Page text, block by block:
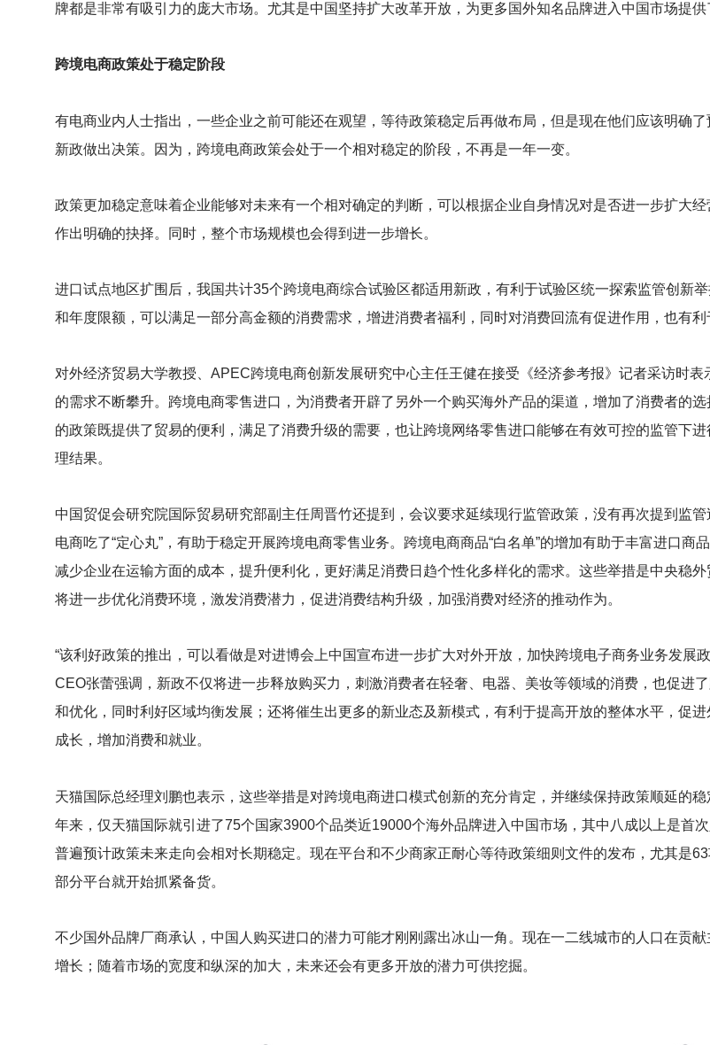
牌都是非常有吸引力的庞大市场。尤其是中国坚持扩大改革开放，为更多国外知名品牌进入中国市场提供
跨境电商政策处于稳定阶段
有电商业内人士指出，一些企业之前可能还在观望，等待政策稳定后再做布局，但是现在他们应该明确
新政做出决策。因为，跨境电商政策会处于一个相对稳定的阶段，不再是一年一变。
政策更加稳定意味着企业能够对未来有一个相对确定的判断，可以根据企业自身情况对是否进一步扩大
作出明确的抉择。同时，整个市场规模也会得到进一步增长。
进口试点地区扩围后，我国共计35个跨境电商综合试验区都适用新政，有利于试验区统一探索监管创新
和年度限额，可以满足一部分高金额的消费需求，增进消费者福利，同时对消费回流有促进作用，也有利
对外经济贸易大学教授、APEC跨境电商创新发展研究中心主任王健在接受《经济参考报》记者采访时表
的需求不断攀升。跨境电商零售进口，为消费者开辟了另外一个购买海外产品的渠道，增加了消费者的
的政策既提供了贸易的便利，满足了消费升级的需要，也让跨境网络零售进口能够在有效可控的监管下
理结果。
中国贸促会研究院国际贸易研究部副主任周晋竹还提到，会议要求延续现行监管政策，没有再次提到监
电商吃了“定心丸”，有助于稳定开展跨境电商零售业务。跨境电商商品“白名单”的增加有助于丰富进口商
减少企业在运输方面的成本，提升便利化，更好满足消费日趋个性化多样化的需求。这些举措是中央稳外
将进一步优化消费环境，激发消费潜力，促进消费结构升级，加强消费对经济的推动作为。
“该利好政策的推出，可以看做是对进博会上中国宣布进一步扩大对外开放，加快跨境电子商务业务发展
CEO张蕾强调，新政不仅将进一步释放购买力，刺激消费者在轻奢、电器、美妆等领域的消费，也促进
和优化，同时利好区域均衡发展；还将催生出更多的新业态及新模式，有利于提高开放的整体水平，促
成长，增加消费和就业。
天猫国际总经理刘鹏也表示，这些举措是对跨境电商进口模式创新的充分肯定，并继续保持政策顺延的
年来，仅天猫国际就引进了75个国家3900个品类近19000个海外品牌进入中国市场，其中八成以上是首
普遍预计政策未来走向会相对长期稳定。现在平台和不少商家正耐心等待政策细则文件的发布，尤其是
部分平台就开始抓紧备货。
不少国外品牌厂商承认，中国人购买进口的潜力可能才刚刚露出冰山一角。现在一二线城市的人口在贡
增长；随着市场的宽度和纵深的加大，未来还会有更多开放的潜力可供挖掘。